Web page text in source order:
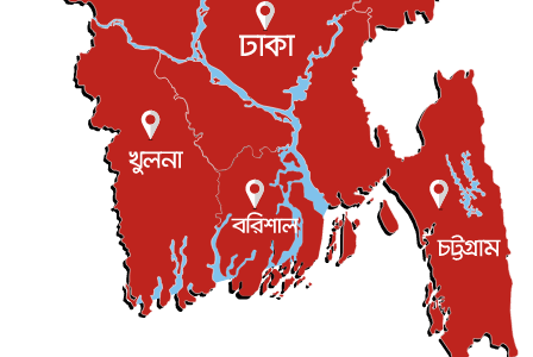
প্রধানমন্ত্রীকে সৌদি আরব সফরের আমন্ত্রণ
জাতীয় ৫ আগস্ট, ২০২৬
জুলাই গণ-অভ্যুত্থান দিবস আজ, স্মরণে দেশজুড়ে কর্মসূচি
জাতীয় ৫ আগস্ট, ২০২৬
জনগণ পরিবর্তন চেয়েছে বলেই জুলাই আন্দোলন সফল :
৫ আগস্ট, ২০২৬
বেনজীর আহমেদের সঙ্গে পরীমনির ঘনিষ্ঠ সম্পর্ক ছিল : নাসির
মাহম...
জাতীয় ৫ আগস্ট, ২০২৬
হরমুজ নিয়ে ইরান-মার্কিন চুক্তি হতে পারে আজ : মার্কিন অর্থমন...